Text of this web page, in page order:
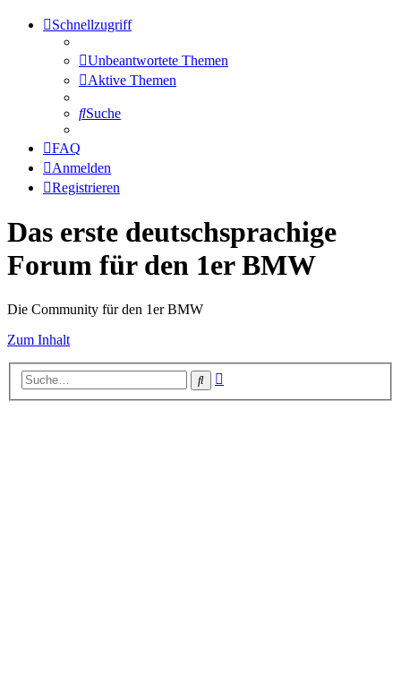
Schnellzugriff
Unbeantwortete Themen
Aktive Themen
Suche
FAQ
Anmelden
Registrieren
Das erste deutschsprachige
Forum für den 1er BMW
Die Community für den 1er BMW
Zum Inhalt
Suche